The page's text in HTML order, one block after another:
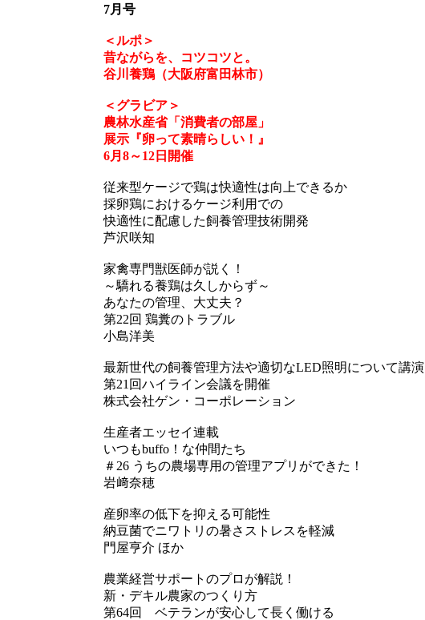
7月号
＜ルポ＞
昔ながらを、コツコツと。
谷川養鶏（大阪府富田林市）
＜グラビア＞
農林水産省「消費者の部屋」
展示『卵って素晴らしい！』
6月8～12日開催
従来型ケージで鶏は快適性は向上できるか
採卵鶏におけるケージ利用での
快適性に配慮した飼養管理技術開発
芦沢咲知
家禽専門獣医師が説く！
～驕れる養鶏は久しからず～
あなたの管理、大丈夫？
第22回 鶏糞のトラブル
小島洋美
最新世代の飼養管理方法や適切なLED照明について講演
第21回ハイライン会議を開催
株式会社ゲン・コーポレーション
生産者エッセイ連載
いつもbuffo！な仲間たち
＃26 うちの農場専用の管理アプリができた！
岩﨑奈穂
産卵率の低下を抑える可能性
納豆菌でニワトリの暑さストレスを軽減
門屋亨介 ほか
農業経営サポートのプロが解説！
新・デキル農家のつくり方
第64回 ベテランが安心して長く働ける